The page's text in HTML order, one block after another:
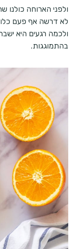
ולפני הארוחה כולנו
לא דרשה אף פעם
ולכמה רגעים היא
בהתמוגגות.